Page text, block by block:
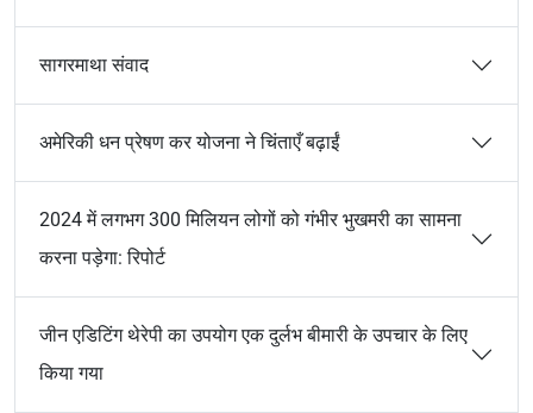
सागरमाथा संवाद
अमेरिकी धन प्रेषण कर योजना ने चिंताएँ बढ़ाईं
2024 में लगभग 300 मिलियन लोगों को गंभीर भुखमरी का सामना
करना पड़ेगा: रिपोर्ट
जीन एडिटिंग थेरेपी का उपयोग एक दुर्लभ बीमारी के उपचार के लिए
किया गया